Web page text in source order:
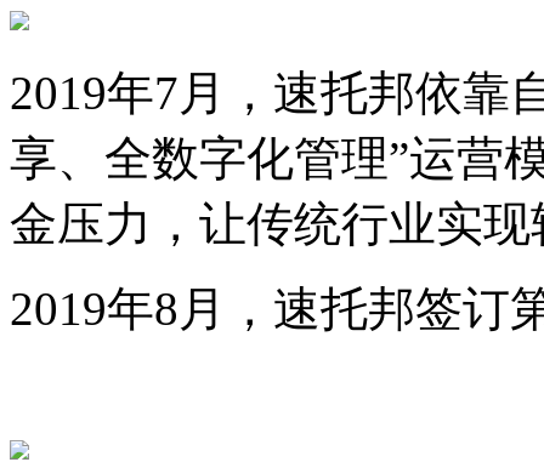
2019年7月，速托邦依靠
享、全数字化管理”运营
金压力，让传统行业实
2019年8月，速托邦签订